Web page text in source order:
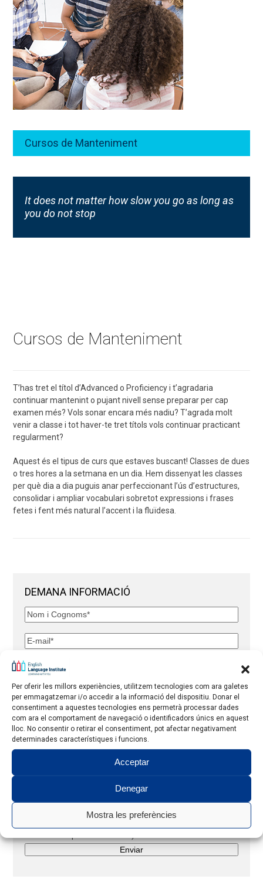
Per oferir les millors experiències, utilitzem tecnologies com ara galetes
per emmagatzemar i/o accedir a la informació del dispositiu. Donar el
consentiment a aquestes tecnologies ens permetrà processar dades
com ara el comportament de navegació o identificadors únics en aquest
lloc. No consentir o retirar el consentiment, pot afectar negativament
determinades característiques i funcions.
Acceptar
Denegar
Mostra les preferències
Cursos de Manteniment
It does not matter how slow you go as long as
you do not stop
Cursos de Manteniment
T’has tret el títol d’Advanced o Proficiency i t’agradaria
continuar mantenint o pujant nivell sense preparar per cap
examen més? Vols sonar encara més nadiu? T’agrada molt
venir a classe i tot haver-te tret títols vols continuar practicant
regularment?
Aquest és el tipus de curs que estaves buscant! Classes de dues
o tres hores a la setmana en un dia. Hem dissenyat les classes
per què dia a dia puguis anar perfeccionant l’ús d’estructures,
consolidar i ampliar vocabulari sobretot expressions i frases
fetes i fent més natural l’accent i la fluïdesa.
DEMANA INFORMACIÓ
Quin servei t'interessa?
He llegit i acceptat l'Avís Legali laPolítica de Privacitat.
Declaro, sota la meva pròpia responsabilitat, ser major
de 18 anys i responc de manera exclusiva de la veracitat
oportuna enviar-me per correu electrònic o medi de
comunicació electrònica equivalent. (És possible donar-se